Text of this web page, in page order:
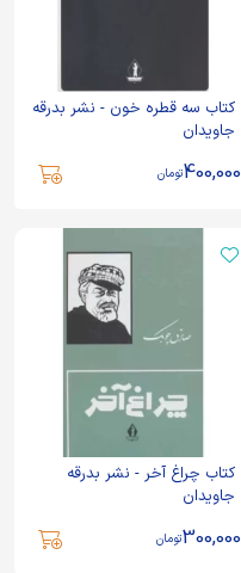
کتاب سه قطره خون - نشر بدرقه
جاویدان
400,000تومان
کتاب چراغ آخر - نشر بدرقه
جاویدان
300,000تومان